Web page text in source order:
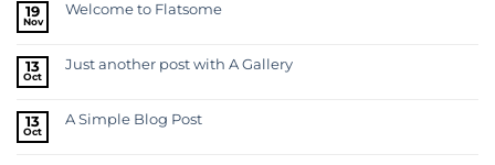
19
Nov
Welcome to Flatsome
13
Oct
Just another post with A Gallery
13
Oct
A Simple Blog Post